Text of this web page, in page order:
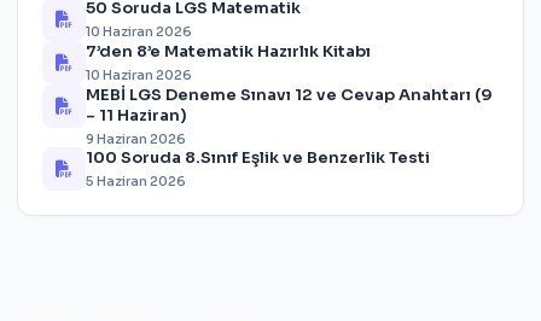
50 Soruda LGS Matematik
10 Haziran 2026
7’den 8’e Matematik Hazırlık Kitabı
10 Haziran 2026
MEBİ LGS Deneme Sınavı 12 ve Cevap Anahtarı (9
– 11 Haziran)
9 Haziran 2026
100 Soruda 8.Sınıf Eşlik ve Benzerlik Testi
5 Haziran 2026